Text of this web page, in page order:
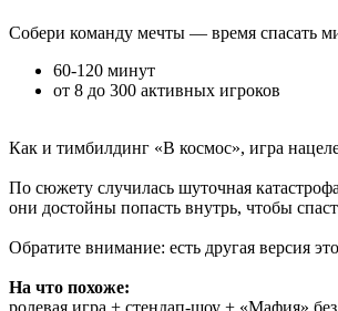
Собери команду мечты — время спасать
60-120 минут
от 8 до 300 активных игроков
Как и тимбилдинг «В космос», игра
По сюжету случилась шуточная
они достойны попасть внутрь, чтобы
Обратите внимание: есть другая версия
На что похоже:
ролевая игра + стендап-шоу + «Мафия»